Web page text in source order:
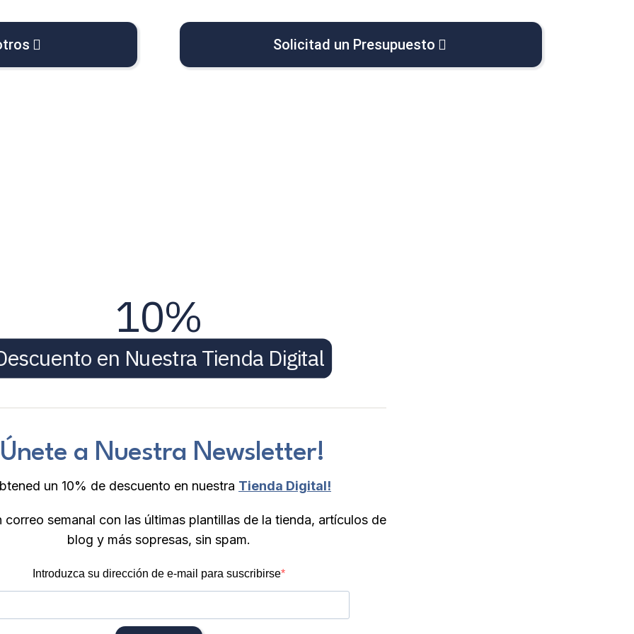
Solicitad un Presupuesto
10%
en Nuestra Tienda Digital
a Nuestra Newsletter!
un 10% de descuento en nuestra Tienda Digital!
correo semanal con las últimas plantillas de la tienda, artículos de
blog y más sopresas, sin spam.
Introduzca su dirección de e-mail para suscribirse